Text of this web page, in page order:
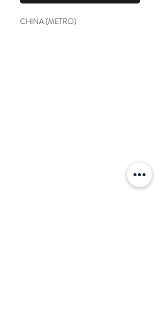
CHINA (METRO)